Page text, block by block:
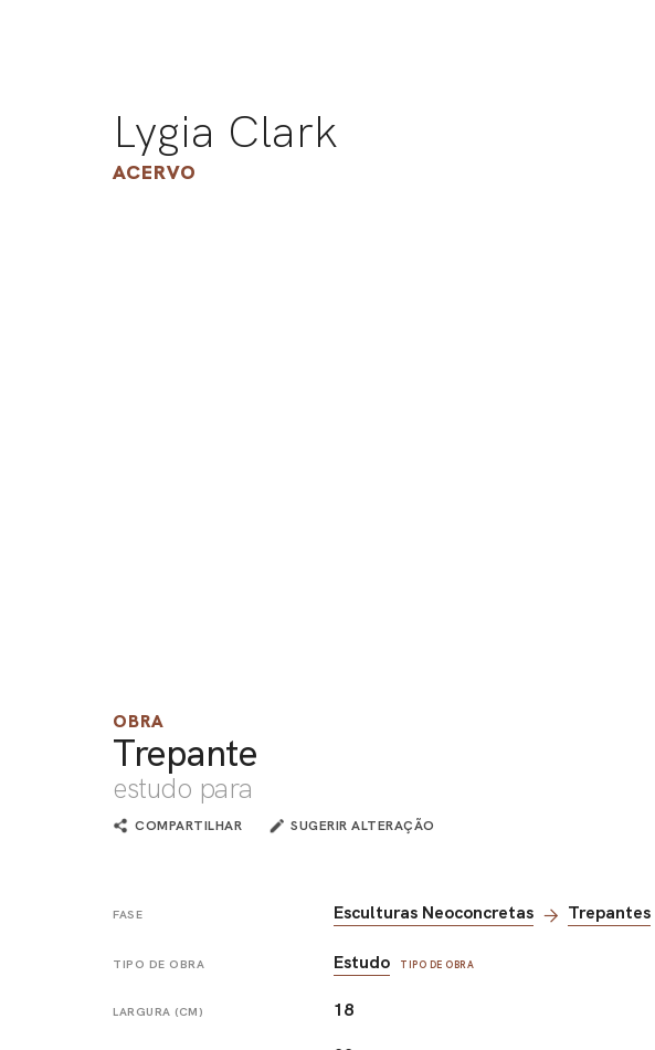
Lygia Clark
ACERVO
OBRA
Trepante
estudo para
COMPARTILHAR SUGERIR ALTERAÇÃO
FASE Esculturas Neoconcretas Trepantes
TIPO DE OBRA Estudo TIPO DE OBRA
LARGURA (CM) 18